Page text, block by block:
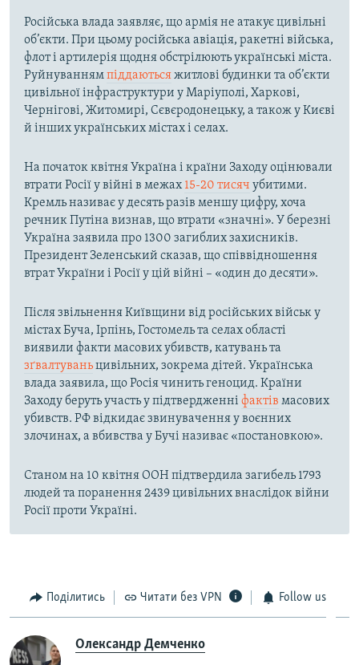
Російська влада заявляє, що армія не атакує цивільні
об’єкти. При цьому російська авіація, ракетні війська,
флот і артилерія щодня обстрілюють українські міста.
Руйнуваннямпіддаютьсяжитлові будинки та об’єкти
цивільної інфраструктури у Маріуполі, Харкові,
Чернігові, Житомирі, Сєвєродонецьку, а також у Києві
й інших українських містах і селах.
На початок квітня Україна і країни Заходу оцінювали
втрати Росії у війні в межах 15-20 тисяч убитими.
Кремль називає у десять разів меншу цифру, хоча
речник Путіна визнав, що втрати «значні». У березні
Україна заявила про 1300 загиблих захисників.
Президент Зеленський сказав, що співвідношення
втрат України і Росії у цій війні – «один до десяти».
Після звільнення Київщини від російських військ у
містах Буча, Ірпінь, Гостомель та селах області
виявили факти масових убивств, катувань та
зґвалтуваньцивільних, зокрема дітей. Українська
влада заявила, що Росія чинить геноцид. Країни
Заходу беруть участь у підтвердженні фактів масових
убивств. РФ відкидає звинувачення у воєнних
злочинах, а вбивства у Бучі називає «постановкою».
Станом на 10 квітня ООН підтвердила загибель 1793
людей та поранення 2439 цивільних внаслідок війни
Росії проти Україні.
Поділитись Читати без VPN Follow us
Олександр Демченко